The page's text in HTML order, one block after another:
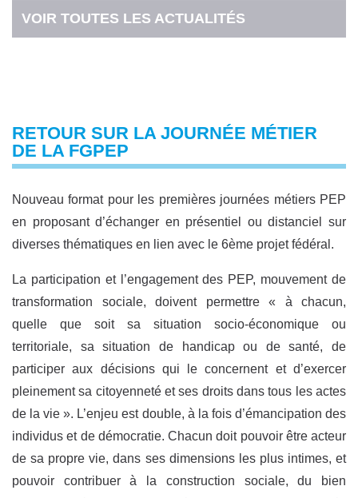
VOIR TOUTES LES ACTUALITÉS
RETOUR SUR LA JOURNÉE MÉTIER
DE LA FGPEP
Nouveau format pour les premières journées métiers PEP
en proposant d’échanger en présentiel ou distanciel sur
diverses thématiques en lien avec le 6ème projet fédéral.
La participation et l’engagement des PEP, mouvement de
transformation sociale, doivent permettre « à chacun,
quelle que soit sa situation socio-économique ou
territoriale, sa situation de handicap ou de santé, de
participer aux décisions qui le concernent et d’exercer
pleinement sa citoyenneté et ses droits dans tous les actes
de la vie ». L’enjeu est double, à la fois d’émancipation des
individus et de démocratie. Chacun doit pouvoir être acteur
de sa propre vie, dans ses dimensions les plus intimes, et
pouvoir contribuer à la construction sociale, du bien